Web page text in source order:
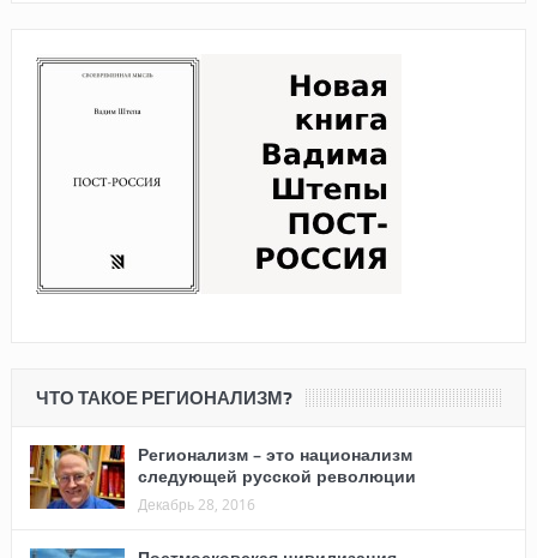
ЧТО ТАКОЕ РЕГИОНАЛИЗМ?
Регионализм – это национализм
следующей русской революции
Декабрь 28, 2016